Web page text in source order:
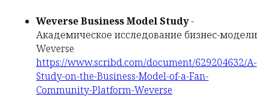
Weverse Business Model Study-
Академическое исследование бизнес-модели
Weverse
https://www.scribd.com/document/629204632/A-
Study-on-the-Business-Model-of-a-Fan-
Community-Platform-Weverse